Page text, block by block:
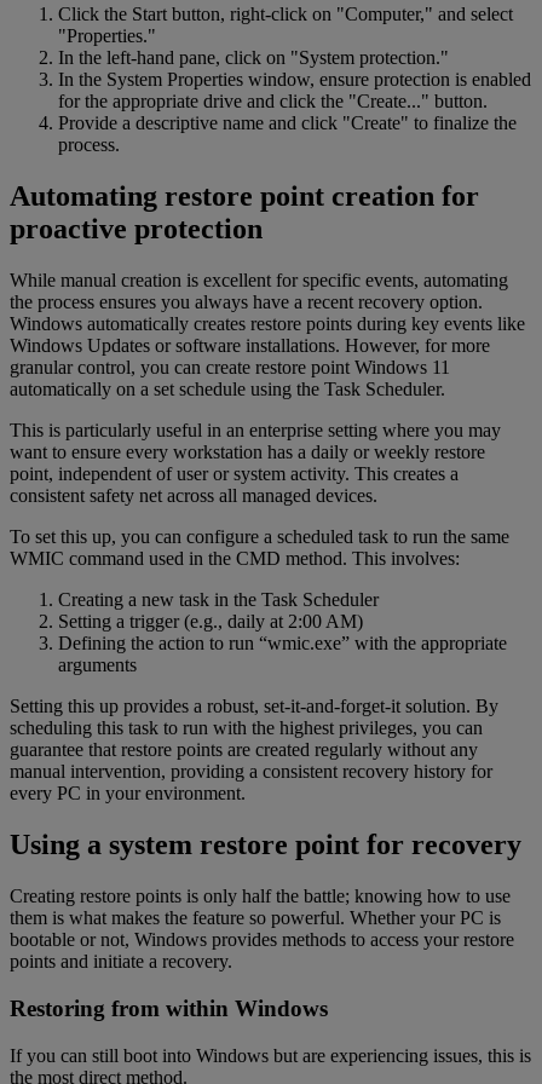
Click the Start button, right-click on "Computer," and select
"Properties."
In the left-hand pane, click on "System protection."
In the System Properties window, ensure protection is enabled
for the appropriate drive and click the "Create..." button.
Provide a descriptive name and click "Create" to finalize the
process.
Automating restore point creation for
proactive protection
While manual creation is excellent for specific events, automating
the process ensures you always have a recent recovery option.
Windows automatically creates restore points during key events like
Windows Updates or software installations. However, for more
granular control, you can create restore point Windows 11
automatically on a set schedule using the Task Scheduler.
This is particularly useful in an enterprise setting where you may
want to ensure every workstation has a daily or weekly restore
point, independent of user or system activity. This creates a
consistent safety net across all managed devices.
To set this up, you can configure a scheduled task to run the same
WMIC command used in the CMD method. This involves:
Creating a new task in the Task Scheduler
Setting a trigger (e.g., daily at 2:00 AM)
Defining the action to run “wmic.exe” with the appropriate
arguments
Setting this up provides a robust, set-it-and-forget-it solution. By
scheduling this task to run with the highest privileges, you can
guarantee that restore points are created regularly without any
manual intervention, providing a consistent recovery history for
every PC in your environment.
Using a system restore point for recovery
Creating restore points is only half the battle; knowing how to use
them is what makes the feature so powerful. Whether your PC is
bootable or not, Windows provides methods to access your restore
points and initiate a recovery.
Restoring from within Windows
If you can still boot into Windows but are experiencing issues, this is
the most direct method.